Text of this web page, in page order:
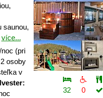
32 0
saunou,
více...
(pri
osoby
v